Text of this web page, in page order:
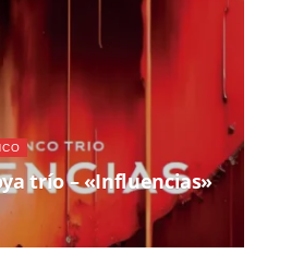
trío – «Influencias»